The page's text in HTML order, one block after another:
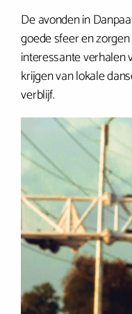
De avonden in
goede sfeer en
interessante verhalen
krijgen van lokale
verblijf.